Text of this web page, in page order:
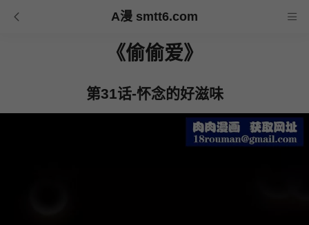
A漫 smtt6.com
《偷偷爱》
第31话-怀念的好滋味